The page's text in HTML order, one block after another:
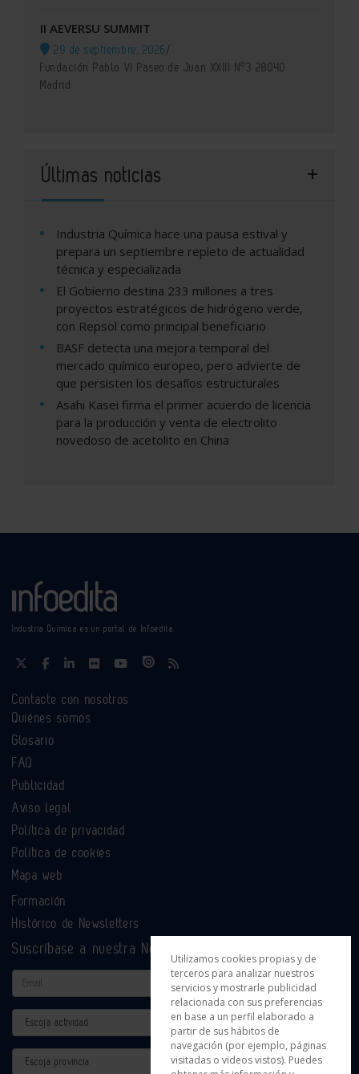
II AEVERSU SUMMIT
29 de septiembre, 2026/
Fundación Pablo VI Paseo de Juan XXIII Nº3 28040
Madrid
Últimas noticias
Industria Química hace una pausa estival y
prepara un septiembre repleto de actualidad
técnica y especializada
El Gobierno destina 233 millones a tres
proyectos estratégicos de hidrógeno verde,
con Repsol como principal beneficiario
BASF detecta una mejora temporal del
mercado químico europeo, pero advierte de
que persisten los desafíos estructurales
Asahi Kasei firma el primer acuerdo de licencia
para la producción y venta de electrolito
novedoso de acetolito en China
Industria Química es un portal de Infoedita
Contacte con nosotros
Quiénes somos
Glosario
FAQ
Publicidad
Aviso legal
Política de privacidad
Política de cookies
Mapa web
Formación
Histórico de Newsletters
Suscríbase a nuestra Newsletter
Email
Actividad
Provincia
Utilizamos cookies propias y de
terceros para analizar nuestros
servicios y mostrarle publicidad
relacionada con sus preferencias
en base a un perfil elaborado a
partir de sus hábitos de
navegación (por ejemplo, páginas
visitadas o videos vistos). Puedes